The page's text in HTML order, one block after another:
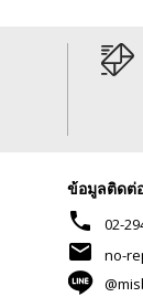
ข้อมูลติดต่
phone 02-
mail
no-